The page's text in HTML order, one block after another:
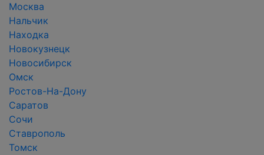
Москва
Нальчик
Находка
Новокузнецк
Новосибирск
Омск
Ростов-На-Дону
Саратов
Сочи
Ставрополь
Томск